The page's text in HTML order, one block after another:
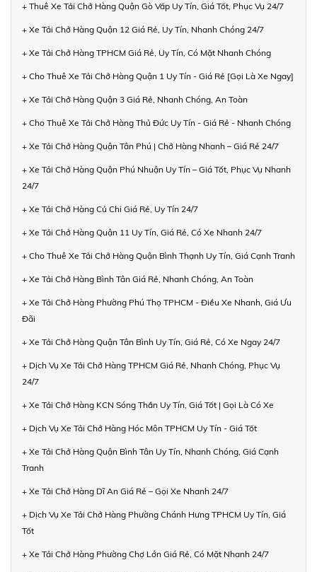
+ Thuê Xe Tải Chở Hàng Quận Gò Vấp Uy Tín, Giá Tốt, Phục Vụ 24/7
+ Xe Tải Chở Hàng Quận 12 Giá Rẻ, Uy Tín, Nhanh Chóng 24/7
+ Xe Tải Chở Hàng TPHCM Giá Rẻ, Uy Tín, Có Mặt Nhanh Chóng
+ Cho Thuê Xe Tải Chở Hàng Quận 1 Uy Tín - Giá Rẻ [Gọi Là Xe Ngay]
+ Xe Tải Chở Hàng Quận 3 Giá Rẻ, Nhanh Chóng, An Toàn
+ Cho Thuê Xe Tải Chở Hàng Thủ Đức Uy Tín - Giá Rẻ - Nhanh Chóng
+ Xe Tải Chở Hàng Quận Tân Phú | Chở Hàng Nhanh – Giá Rẻ 24/7
+ Xe Tải Chở Hàng Quận Phú Nhuận Uy Tín – Giá Tốt, Phục Vụ Nhanh
24/7
+ Xe Tải Chở Hàng Củ Chi Giá Rẻ, Uy Tín 24/7
+ Xe Tải Chở Hàng Quận 11 Uy Tín, Giá Rẻ, Có Xe Nhanh 24/7
+ Cho Thuê Xe Tải Chở Hàng Quận Bình Thạnh Uy Tín, Giá Cạnh Tranh
+ Xe Tải Chở Hàng Bình Tân Giá Rẻ, Nhanh Chóng, An Toàn
+ Xe Tải Chở Hàng Phường Phú Thọ TPHCM - Điều Xe Nhanh, Giá Ưu
Đãi
+ Xe Tải Chở Hàng Quận Tân Bình Uy Tín, Giá Rẻ, Có Xe Ngay 24/7
+ Dịch Vụ Xe Tải Chở Hàng TPHCM Giá Rẻ, Nhanh Chóng, Phục Vụ
24/7
+ Xe Tải Chở Hàng KCN Sóng Thần Uy Tín, Giá Tốt | Gọi Là Có Xe
+ Dịch Vụ Xe Tải Chở Hàng Hóc Môn TPHCM Uy Tín - Giá Tốt
+ Xe Tải Chở Hàng Quận Bình Tân Uy Tín, Nhanh Chóng, Giá Cạnh
Tranh
+ Xe Tải Chở Hàng Dĩ An Giá Rẻ – Gọi Xe Nhanh 24/7
+ Dịch Vụ Xe Tải Chở Hàng Phường Chánh Hưng TPHCM Uy Tín, Giá
Tốt
+ Xe Tải Chở Hàng Phường Chợ Lớn Giá Rẻ, Có Mặt Nhanh 24/7